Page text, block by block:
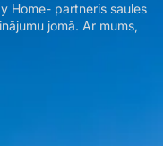
Home- partneris saules
jomā. Ar mums,